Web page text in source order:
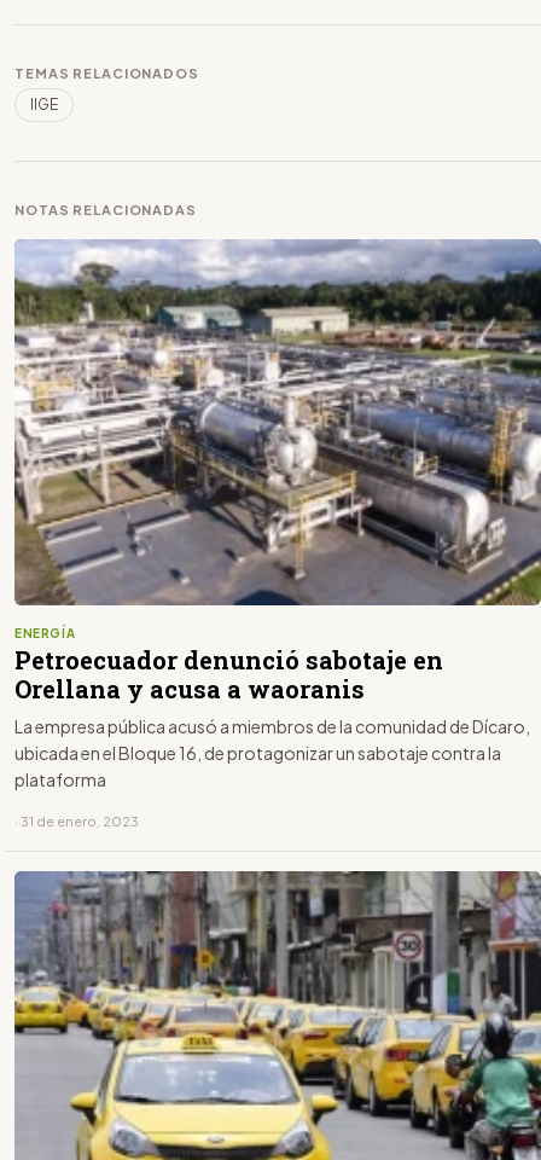
TEMAS RELACIONADOS
IIGE
NOTAS RELACIONADAS
ENERGÍA
Petroecuador denunció sabotaje en
Orellana y acusa a waoranis
La empresa pública acusó a miembros de la comunidad de Dícaro,
ubicada en el Bloque 16, de protagonizar un sabotaje contra la
plataforma
· 31 de enero, 2023